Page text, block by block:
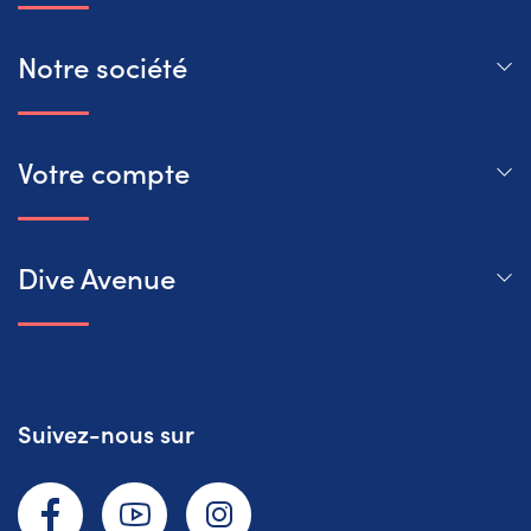
Notre société
Votre compte
Dive Avenue
Suivez-nous sur